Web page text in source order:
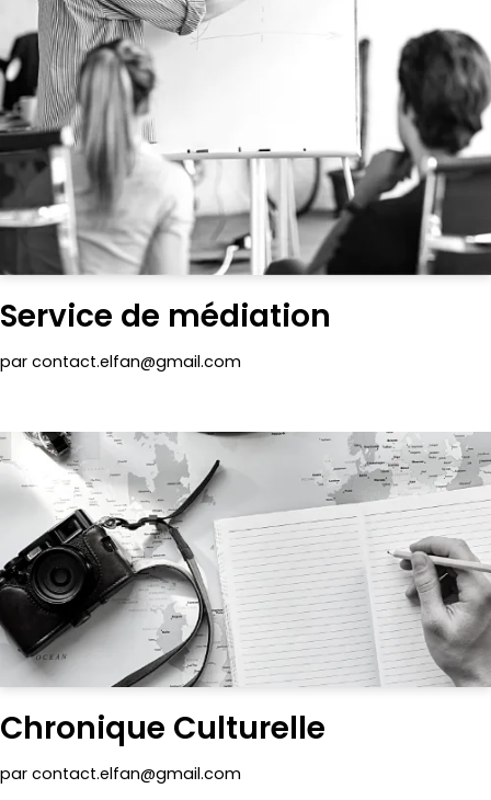
Service de médiation
par contact.elfan@gmail.com
Chronique Culturelle
par contact.elfan@gmail.com